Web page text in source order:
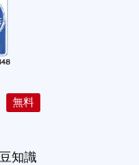
知識